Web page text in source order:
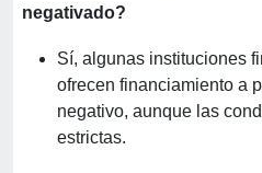
negativado?
Sí, algunas instituciones
ofrecen financiamiento a
negativo, aunque las
estrictas.